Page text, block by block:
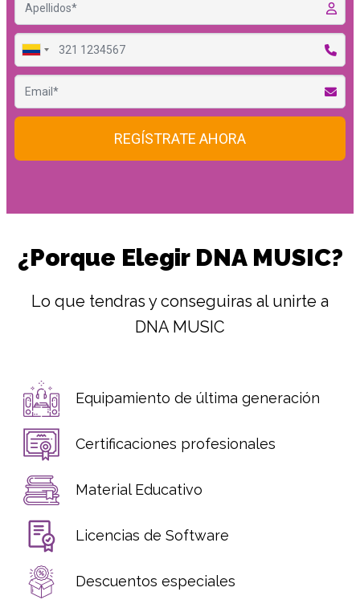
¿Porque Elegir DNA MUSIC?
Lo que tendras y conseguiras al unirte a
DNA MUSIC
Equipamiento de última generación
Certificaciones profesionales
Material Educativo
Licencias de Software
Descuentos especiales